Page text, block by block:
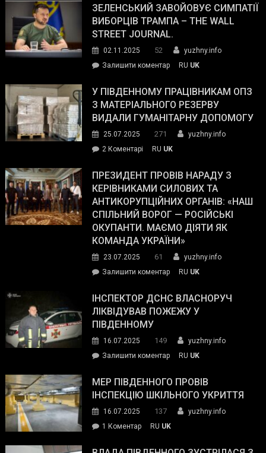
ЗЕЛЕНСЬКИЙ ЗАВОЙОВУЄ СИМПАТІЇ
ВИБОРЦІВ ТРАМПА – THE WALL
STREET JOURNAL.
02.11.2025 52
yuzhny.info
Залишити коментарon
завойовує
симпатії
виборців
The
Street
Journal.
RU UK
У ПІВДЕННОМУ ПРАЦІВНИКАМ ОПЗ
З МАТЕРІАЛЬНОГО РЕЗЕРВУ
ВИДАЛИ ГУМАНІТАРНУ ДОПОМОГУ
25.07.2025 271
yuzhny.info
2 Коментарі
Південному
працівникам
ОПЗ
з
матеріального
резерву
гуманітарну
допомогу
RU UK
ПРЕЗИДЕНТ ПРОВІВ НАРАДУ З
КЕРІВНИКАМИ СИЛОВИХ ТА
АНТИКОРУПЦІЙНИХ ОРГАНІВ: «НАШ
СПІЛЬНИЙ ВОРОГ — РОСІЙСЬКІ
ОКУПАНТИ. МАЄМО ДІЯТИ ЯК
КОМАНДА УКРАЇНИ»
23.07.2025 61
yuzhny.info
Залишити коментарon
провів
нараду
силових
та
органів:
«Наш
спільний
RU UK
ІНСПЕКТОР ДСНС ВЛАСНОРУЧ
ЛІКВІДУВАВ ПОЖЕЖУ У
ПІВДЕННОМУ
16.07.2025 149
yuzhny.info
Залишити коментарon
ДСНС
власноруч
пожежу
у
RU UK
МЕР ПІВДЕННОГО ПРОВІВ
ІНСПЕКЦІЮ ШКІЛЬНОГО УКРИТТЯ
16.07.2025 137
yuzhny.info
1 Коментардо
Південного
RU UK